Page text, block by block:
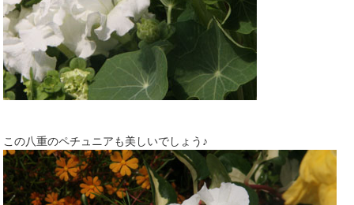
この八重のペチュニアも美しいでしょう♪